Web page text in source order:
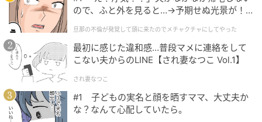
ので、ふと外を見ると…→予期せぬ光景が！
クチャにしてやった
旦那の不倫が発覚して頭に来たのでメチャクチャにしてやった
最初に感じた違和感…普段マメに連絡をして
こない夫からのLINE【され妻なつこ Vol.1】
され妻なつこ
#1 子どもの実名と顔を晒すママ、大丈夫か
な？なんて心配していたら。